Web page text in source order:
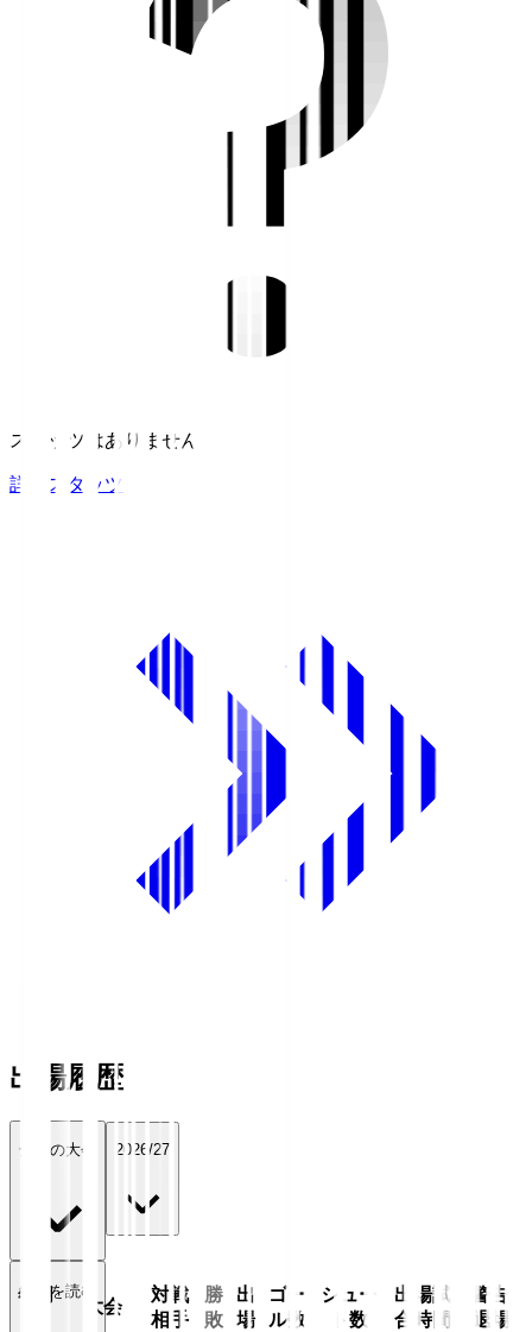
スタッツはありません。
詳細スタッツ
出場履歴
全ての大会 2026/27
年月
大会
対戦
相手
勝
敗
出
場
ゴー
ル数
シュー
ト数
出場試
合時間
警告/
退場
続きを読む